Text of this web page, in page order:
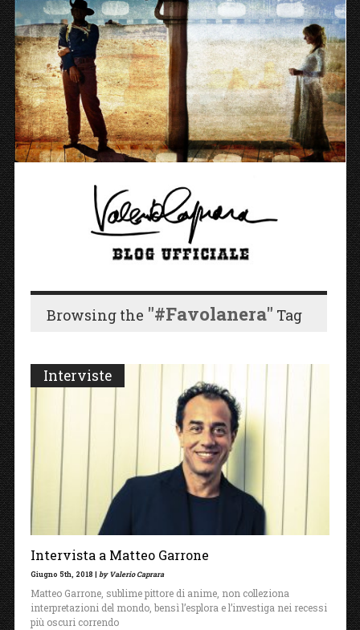
Browsing the "#favolanera" Tag
Interviste
Intervista a Matteo Garrone
Giugno 5th, 2018 | by Valerio Caprara
Matteo Garrone, sublime pittore di anime, non colleziona
interpretazioni del mondo, bensì l’esplora e l’investiga nei recessi
più oscuri correndo